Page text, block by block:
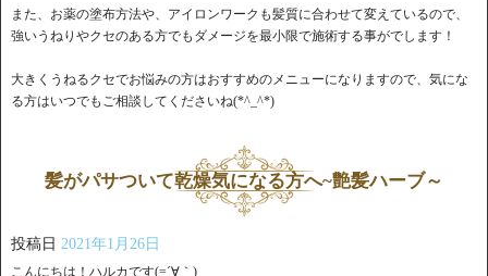
また、お薬の塗布方法や、アイロンワークも髪質に合わせて変えているので、
強いうねりやクセのある方でもダメージを最小限で施術する事がでします！
大きくうねるクセでお悩みの方はおすすめのメニューになりますので、気にな
る方はいつでもご相談してくださいね(*^_^*)
髪がパサついて乾燥気になる方へ~艶髪ハーブ～
投稿日 2021年1月26日
こんにちは！ハルカです(=´∀｀)